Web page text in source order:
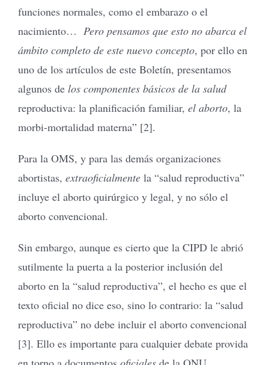
funciones normales, como el embarazo o el
nacimiento… Pero pensamos que esto no abarca el
ámbito completo de este nuevo concepto, por ello en
uno de los artículos de este Boletín, presentamos
algunos de los componentes básicos de la salud
reproductiva: la planificación familiar, el aborto, la
morbi-mortalidad materna” [2].
Para la OMS, y para las demás organizaciones
abortistas, extraoficialmente la “salud reproductiva”
incluye el aborto quirúrgico y legal, y no sólo el
aborto convencional.
Sin embargo, aunque es cierto que la CIPD le abrió
sutilmente la puerta a la posterior inclusión del
aborto en la “salud reproductiva”, el hecho es que el
texto oficial no dice eso, sino lo contrario: la “salud
reproductiva” no debe incluir el aborto convencional
[3]. Ello es importante para cualquier debate provida